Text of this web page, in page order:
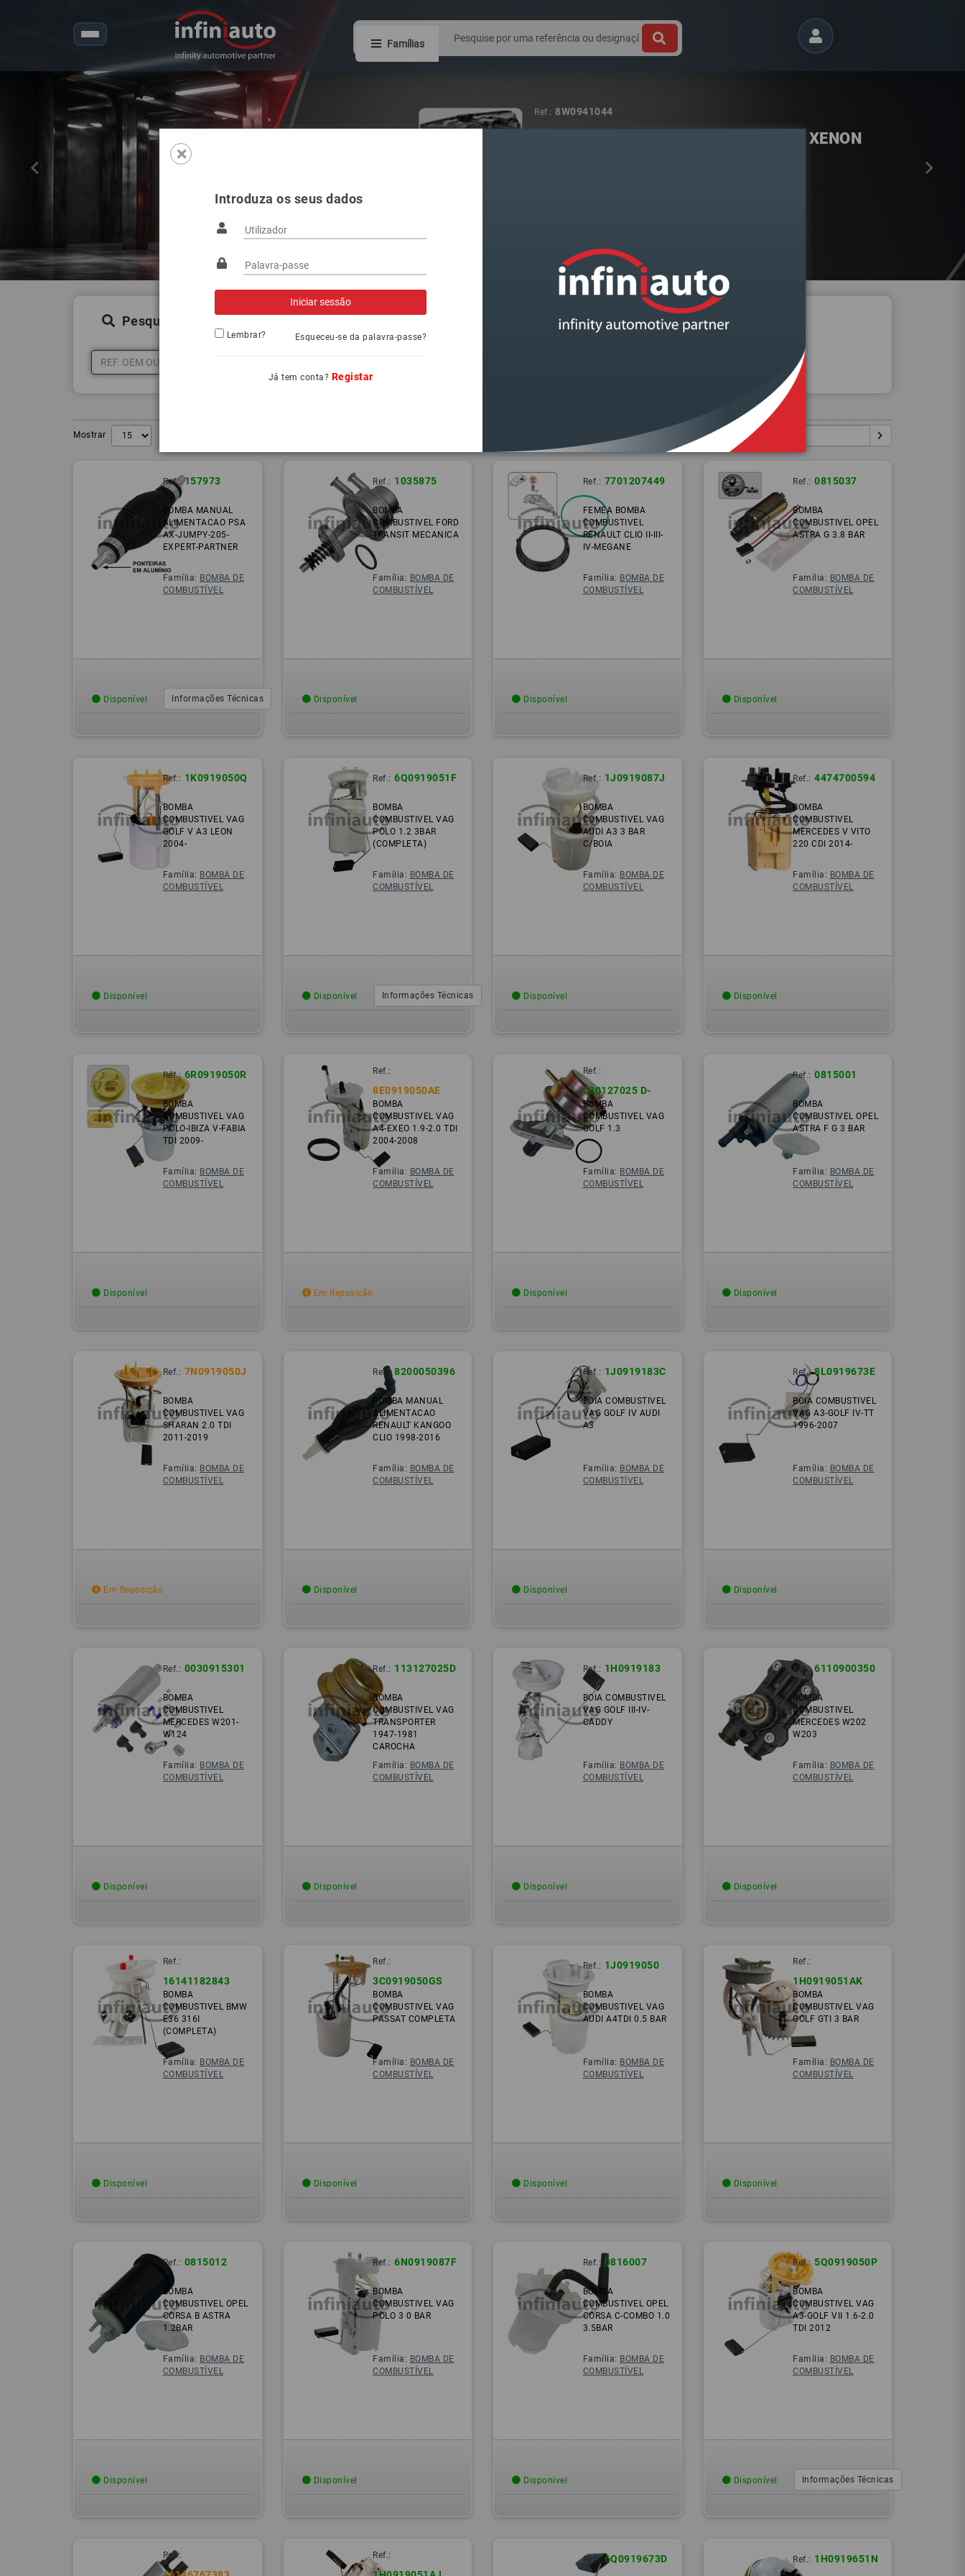
Introduza os seus dados
Lembrar? Esqueceu-se da palavra-passe?
Já tem conta? Registar
Famílias
Ref.: 5G1941078
Pesquisa de produtos
Mostrar Pesquisar:
Ref.: 157973
BOMBA MANUAL
ALIMENTACAO PSA
AX-JUMPY-205-
EXPERT-PARTNER
Família: BOMBA DE
COMBUSTÍVEL
Disponível Informações Técnicas
Ref.: 1035875
BOMBA
COMBUSTIVEL FORD
TRANSIT MECANICA
Família: BOMBA DE
COMBUSTÍVEL
Disponível
Ref.: 7701207449
FEMEA BOMBA
COMBUSTIVEL
RENAULT CLIO II-III-
IV-MEGANE
Família: BOMBA DE
COMBUSTÍVEL
Disponível
Ref.: 0815037
BOMBA
COMBUSTIVEL OPEL
ASTRA G 3.8 BAR
Família: BOMBA DE
COMBUSTÍVEL
Disponível
Ref.: 1K0919050Q
BOMBA
COMBUSTIVEL VAG
GOLF V A3 LEON
2004-
Família: BOMBA DE
COMBUSTÍVEL
Disponível
Ref.: 6Q0919051F
BOMBA
COMBUSTIVEL VAG
POLO 1.2 3BAR
(COMPLETA)
Família: BOMBA DE
COMBUSTÍVEL
Disponível Informações Técnicas
Ref.: 1J0919087J
BOMBA
COMBUSTIVEL VAG
AUDI A3 3 BAR
C/BOIA
Família: BOMBA DE
COMBUSTÍVEL
Disponível
Ref.: 4474700594
BOMBA
COMBUSTIVEL
MERCEDES V VITO
220 CDI 2014-
Família: BOMBA DE
COMBUSTÍVEL
Disponível
Ref.: 6R0919050R
BOMBA
COMBUSTIVEL VAG
POLO-IBIZA V-FABIA
TDI 2009-
Família: BOMBA DE
COMBUSTÍVEL
Disponível
Ref.:
8E0919050AE
BOMBA
COMBUSTIVEL VAG
A4-EXEO 1.9-2.0 TDI
2004-2008
Família: BOMBA DE
COMBUSTÍVEL
Em Reposição
Ref.:
030127025 D-
BOMBA
COMBUSTIVEL VAG
GOLF 1.3
Família: BOMBA DE
COMBUSTÍVEL
Disponível
Ref.: 0815001
BOMBA
COMBUSTIVEL OPEL
ASTRA F G 3 BAR
Família: BOMBA DE
COMBUSTÍVEL
Disponível
Ref.: 7N0919050J
BOMBA
COMBUSTIVEL VAG
SHARAN 2.0 TDI
2011-2019
Família: BOMBA DE
COMBUSTÍVEL
Em Reposição
Ref.: 8200050396
BOMBA MANUAL
ALIMENTACAO
RENAULT KANGOO
CLIO 1998-2016
Família: BOMBA DE
COMBUSTÍVEL
Disponível
Ref.: 1J0919183C
BOIA COMBUSTIVEL
VAG GOLF IV AUDI
A3
Família: BOMBA DE
COMBUSTÍVEL
Disponível
Ref.: 8L0919673E
BOIA COMBUSTIVEL
VAG A3-GOLF IV-TT
1996-2007
Família: BOMBA DE
COMBUSTÍVEL
Disponível
Ref.: 0030915301
BOMBA
COMBUSTIVEL
MERCEDES W201-
W124
Família: BOMBA DE
COMBUSTÍVEL
Disponível
Ref.: 113127025D
BOMBA
COMBUSTIVEL VAG
TRANSPORTER
1947-1981
CAROCHA
Família: BOMBA DE
COMBUSTÍVEL
Disponível
Ref.: 1H0919183
BOIA COMBUSTIVEL
VAG GOLF III-IV-
CADDY
Família: BOMBA DE
COMBUSTÍVEL
Disponível
Ref.: 6110900350
BOMBA
COMBUSTIVEL
MERCEDES W202
W203
Família: BOMBA DE
COMBUSTÍVEL
Disponível
Ref.:
16141182843
BOMBA
COMBUSTIVEL BMW
E36 316I
(COMPLETA)
Família: BOMBA DE
COMBUSTÍVEL
Disponível
Ref.:
3C0919050GS
BOMBA
COMBUSTIVEL VAG
PASSAT COMPLETA
Família: BOMBA DE
COMBUSTÍVEL
Disponível
Ref.: 1J0919050
BOMBA
COMBUSTIVEL VAG
AUDI A4TDI 0.5 BAR
Família: BOMBA DE
COMBUSTÍVEL
Disponível
Ref.:
1H0919051AK
BOMBA
COMBUSTIVEL VAG
GOLF GTI 3 BAR
Família: BOMBA DE
COMBUSTÍVEL
Disponível
Ref.: 0815012
BOMBA
COMBUSTIVEL OPEL
CORSA B ASTRA
1.2BAR
Família: BOMBA DE
COMBUSTÍVEL
Disponível
Ref.: 6N0919087F
BOMBA
COMBUSTIVEL VAG
POLO 3 0 BAR
Família: BOMBA DE
COMBUSTÍVEL
Disponível
Ref.: 0816007
BOMBA
COMBUSTIVEL OPEL
CORSA C-COMBO 1.0
3.5BAR
Família: BOMBA DE
COMBUSTÍVEL
Disponível
Ref.: 5Q0919050P
BOMBA
COMBUSTIVEL VAG
A3-GOLF VII 1.6-2.0
TDI 2012
Família: BOMBA DE
COMBUSTÍVEL
Disponível Informações Técnicas
Ref.: Ref.: Ref.: 6Q0919673D Ref.: 1H0919651N